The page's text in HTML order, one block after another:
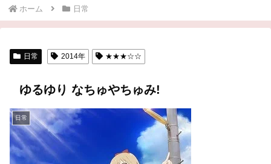
ホーム 日常
日常 2014年 ★★★☆☆
ゆるゆり なちゅやちゅみ!
日常